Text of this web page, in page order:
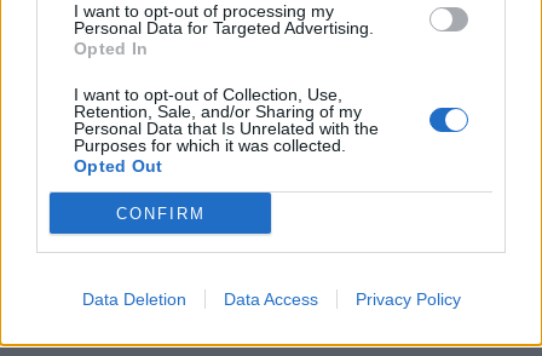
I want to opt-out of processing my
Personal Data for Targeted Advertising.
Opted In
I want to opt-out of Collection, Use,
Retention, Sale, and/or Sharing of my
Personal Data that Is Unrelated with the
Purposes for which it was collected.
Opted Out
CONFIRM
Data Deletion Data Access Privacy Policy
Elyna Robbs: Adéle és az örökölt árnyak
Woody Allen megosztó zsenialitása
A világ legismertebb ruhái